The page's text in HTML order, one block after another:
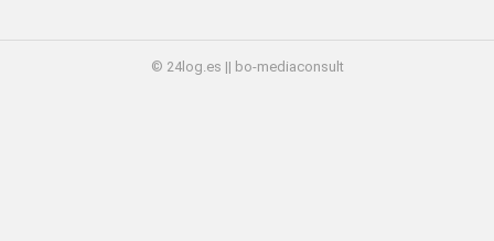
© 24log.es || bo-mediaconsult